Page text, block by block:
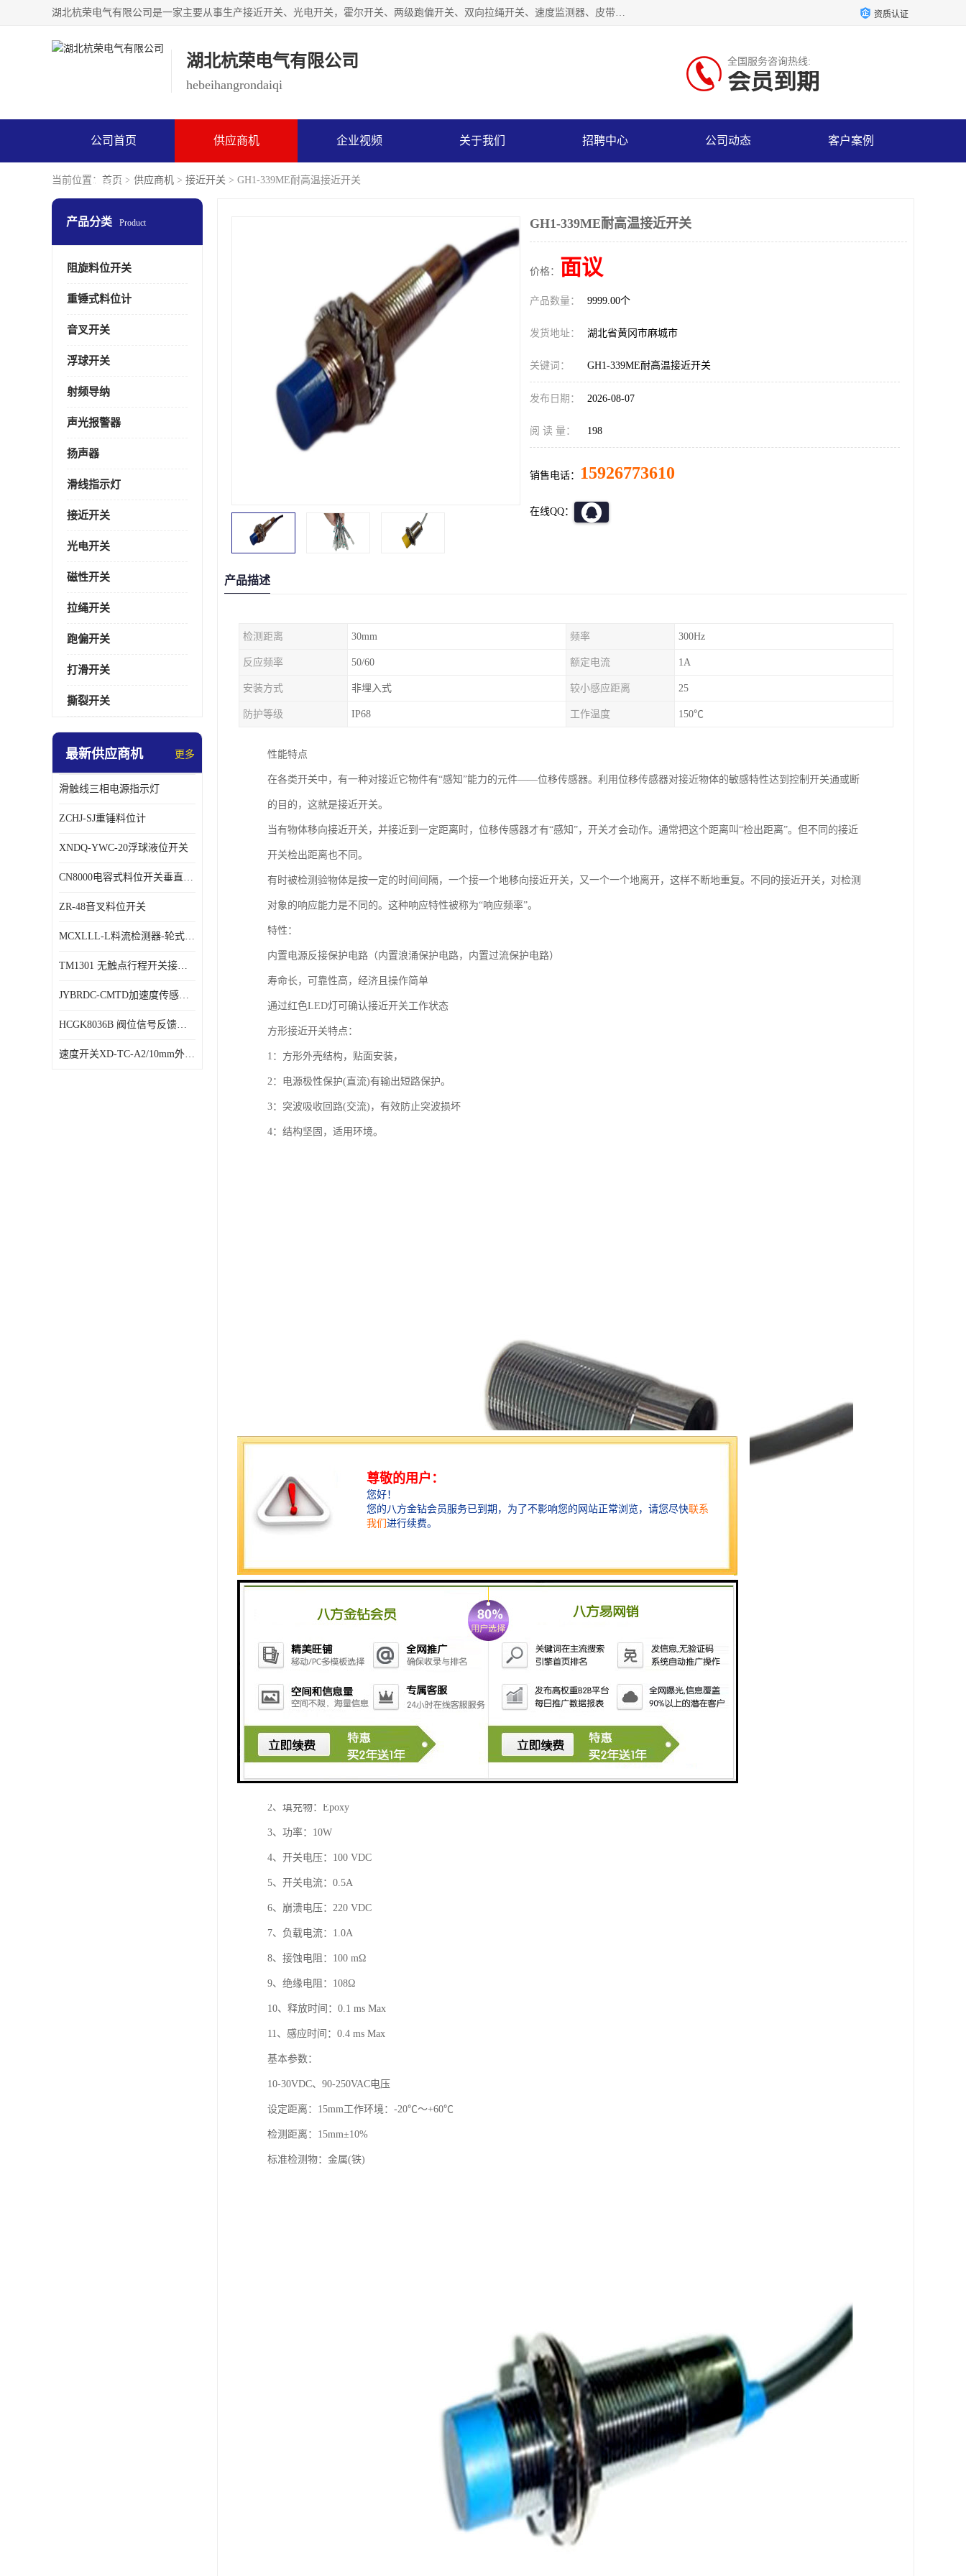
湖北杭荣电气有限公司是一家主要从事生产接近开关、光电开关，霍尔开关、两级跑偏开关、双向拉绳开关、速度监测器、皮带打滑开关、阻旋式料位开关、皮带纵向撕裂开关、溜槽堵塞开关、声光报警器、矿用磁性井筒开关等，主营行业：电气设备、仪器仪表制造, 高低压电器，成套电气设备，矿用防爆机电设备，皮带机综合保护系统，防爆电器，传感器，工矿配件，电器配件，自动化工业机器人的研发，制造，加工销售。 资质认证
湖北杭荣电气有限公司
hebeihangrondaiqi
全国服务咨询热线:
会员到期
公司首页 供应商机 企业视频 关于我们 招聘中心 公司动态 客户案例
联系方式
当前位置： 首页 > 供应商机 > 接近开关 > GH1-339ME耐高温接近开关
产品分类 Product
阻旋料位开关
重锤式料位计
音叉开关
浮球开关
射频导纳
声光报警器
扬声器
滑线指示灯
接近开关
光电开关
磁性开关
拉绳开关
跑偏开关
打滑开关
撕裂开关
最新供应商机 更多
滑触线三相电源指示灯
ZCHJ-SJ重锤料位计
XNDQ-YWC-20浮球液位开关
CN8000电容式料位开关垂直安装时
ZR-48音叉料位开关
MCXLLL-L料流检测器-轮式煤流信号控制器
TM1301 无触点行程开关接线在交通设备中的稳定性
JYBRDC-CMTD加速度传感器距离远
HCGK8036B 阀位信号反馈装置 限位开关
速度开关XD-TC-A2/10mm外形图
GH1-339ME耐高温接近开关
价格： 面议
产品数量： 9999.00个
发货地址： 湖北省黄冈市麻城市
关键词： GH1-339ME耐高温接近开关
发布日期： 2026-08-07
阅 读 量： 198
销售电话： 15926773610
在线QQ：
产品描述
检测距离 30mm 频率 300Hz
反应频率 50/60 额定电流 1A
安装方式 非埋入式 较小感应距离 25
防护等级 IP68 工作温度 150℃
性能特点
在各类开关中，有一种对接近它物件有“感知”能力的元件——位移传感器。利用位移传感器对接近物体的敏感特性达到控制开关通或断
的目的，这就是接近开关。
当有物体移向接近开关，并接近到一定距离时，位移传感器才有“感知”，开关才会动作。通常把这个距离叫“检出距离”。但不同的接近
开关检出距离也不同。
有时被检测验物体是按一定的时间间隔，一个接一个地移向接近开关，又一个一个地离开，这样不断地重复。不同的接近开关，对检测
对象的响应能力是不同的。这种响应特性被称为“响应频率”。
特性：
内置电源反接保护电路（内置浪涌保护电路，内置过流保护电路）
寿命长，可靠性高，经济且操作简单
通过红色LED灯可确认接近开关工作状态
方形接近开关特点：
1：方形外壳结构，贴面安装，
2：电源极性保护(直流)有输出短路保护。
3：突波吸收回路(交流)，有效防止突波损坏
4：结构坚固，适用环境。
技术参数：
1、本体材质：A.B.S
2、填充物：Epoxy
3、功率：10W
4、开关电压：100 VDC
5、开关电流：0.5A
6、崩溃电压：220 VDC
7、负载电流：1.0A
8、接蚀电阻：100 mΩ
9、绝缘电阻：108Ω
10、释放时间：0.1 ms Max
11、感应时间：0.4 ms Max
基本参数：
10-30VDC、90-250VAC电压
设定距离：15mm工作环境：-20℃～+60℃
检测距离：15mm±10%
标准检测物：金属(铁)